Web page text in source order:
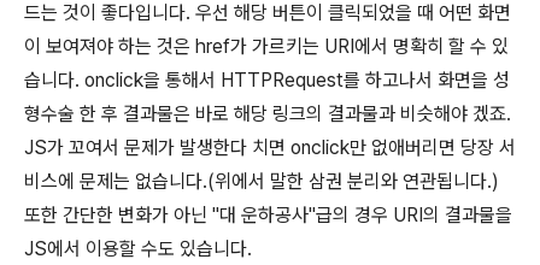
드는 것이 좋다입니다. 우선 해당 버튼이 클릭되었을 때 어떤 화면
이 보여져야 하는 것은 href가 가르키는 URI에서 명확히 할 수 있
습니다. onclick을 통해서 HTTPRequest를 하고나서 화면을 성
형수술 한 후 결과물은 바로 해당 링크의 결과물과 비슷해야 겠죠.
JS가 꼬여서 문제가 발생한다 치면 onclick만 없애버리면 당장 서
비스에 문제는 없습니다.(위에서 말한 삼권 분리와 연관됩니다.)
또한 간단한 변화가 아닌 "대 운하공사"급의 경우 URI의 결과물을
JS에서 이용할 수도 있습니다.